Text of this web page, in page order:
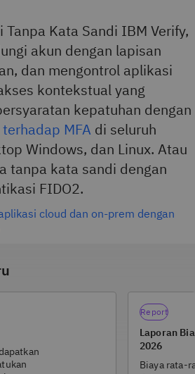
Kata Sandi IBM Verify,
akun dengan lapisan
dan mengontrol aplikasi
kontekstual yang
kepatuhan dengan
MFA di seluruh
Windows, dan Linux. Atau
tanpa kata sandi dengan
FIDO2.
cloud dan on-prem dengan
Report
Laporan
2026
Biaya rata-